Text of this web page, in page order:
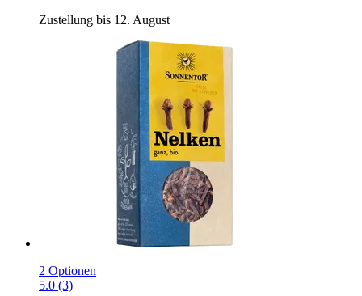
Zustellung bis 12. August
2 Optionen
5.0 (3)